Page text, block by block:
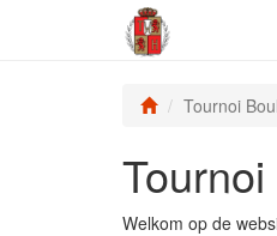
Tournoi
Welkom op de